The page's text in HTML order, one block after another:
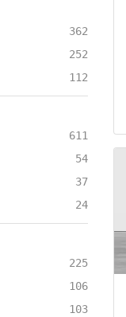
362
252
112
611
54
37
24
225
106
103